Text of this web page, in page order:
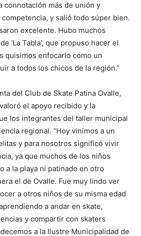
connotación más de unión y
y salió todo súper bien.
excelente. Hubo muchos
‘La Tabla’, que propuso hacer el
quisimos enfocarlo como un
a todos los chicos de la región.”
del Club de Skate Patina Ovalle,
el apoyo recibido y la
los integrantes del taller municipal
regional. “Hoy vinimos a un
y para nosotros significó vivir
ya que muchos de los niños
a la playa ni patinado en otro
el de Ovalle. Fue muy lindo ver
a otros niños de su misma edad
a andar en skate,
y compartir con skaters
a la Ilustre Municipalidad de